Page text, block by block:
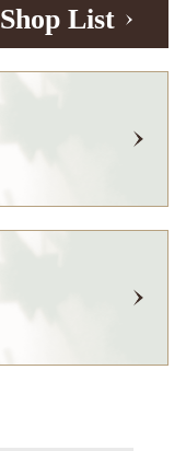
Shop List